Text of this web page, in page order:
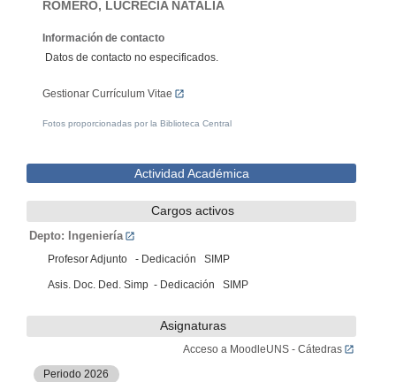
ROMERO, LUCRECIA NATALIA
Información de contacto
Datos de contacto no especificados.
Gestionar Currículum Vitae
Fotos proporcionadas por la Biblioteca Central
Actividad Académica
Cargos activos
Depto: Ingeniería
Profesor Adjunto - Dedicación SIMP
Asis. Doc. Ded. Simp - Dedicación SIMP
Asignaturas
Acceso a MoodleUNS - Cátedras
Periodo 2026